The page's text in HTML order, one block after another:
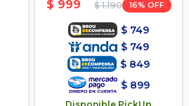
$ 999 $ 1.190 16
$ 749
$ 749
$ 849
$ 899